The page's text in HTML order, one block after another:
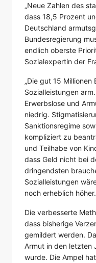
„Neue Zahlen des
dass 18,5 Prozent
Deutschland
Bundesregierung
endlich oberste
Sozialexpertin der
„Die gut 15
Sozialleistungen
Erwerbslose und
niedrig.
Sanktionsregime
kompliziert zu
und Teilhabe von
dass Geld nicht bei
dringendsten
Sozialleistungen
noch erheblich höher.
Die verbesserte
dass bisherige
gemildert werden.
Armut in den letzten
wurde. Die Ampel